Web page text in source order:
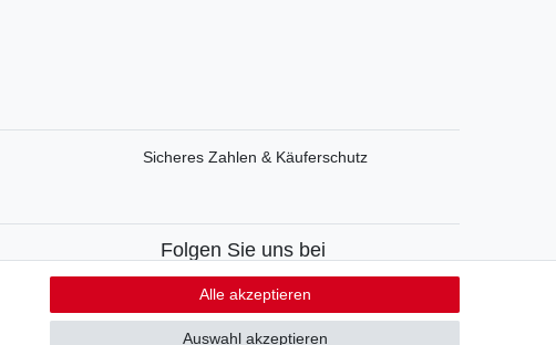
Sicheres Zahlen & Käuferschutz
Folgen Sie uns bei
Facebook
InstagramAlle akzeptieren
Auswahl akzeptieren